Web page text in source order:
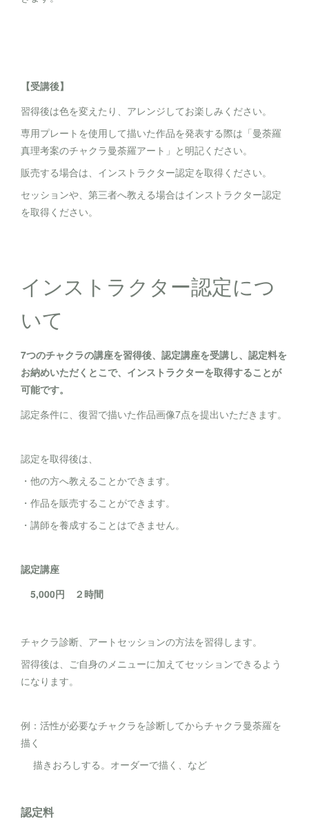
【受講後】
習得後は色を変えたり、アレンジしてお楽しみください。
専用プレートを使用して描いた作品を発表する際は「曼荼羅
真理考案のチャクラ曼荼羅アート」と明記ください。
販売する場合は、インストラクター認定を取得ください。
セッションや、第三者へ教える場合はインストラクター認定
を取得ください。
インストラクター認定につ
いて
7つのチャクラの講座を習得後、認定講座を受講し、認定料を
お納めいただくとこで、インストラクターを取得することが
可能です。
認定条件に、復習で描いた作品画像7点を提出いただきます。
認定を取得後は、
・他の方へ教えることかできます。
・作品を販売することができます。
・講師を養成することはできません。
認定講座
5,000円 ２時間
チャクラ診断、アートセッションの方法を習得します。
習得後は、ご自身のメニューに加えてセッションできるよう
になります。
例：活性が必要なチャクラを診断してからチャクラ曼荼羅を
描く
描きおろしする。オーダーで描く、など
認定料